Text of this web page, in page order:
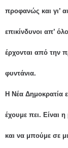
προφανώς και γι’
επικίνδυνοι απ’
έρχονται από την
φυντάνια.
Η Νέα Δημοκρατία
έχουμε πει. Είναι
και να μπούμε σε